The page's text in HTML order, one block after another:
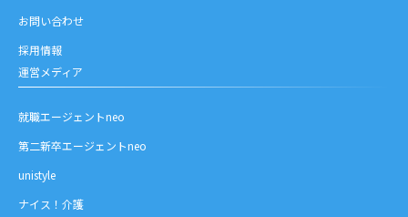
お問い合わせ
採用情報
運営メディア
就職エージェントneo
第二新卒エージェントneo
unistyle
ナイス！介護